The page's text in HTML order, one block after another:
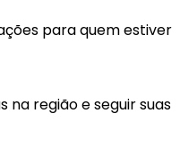
para quem estiver
na região e seguir suas